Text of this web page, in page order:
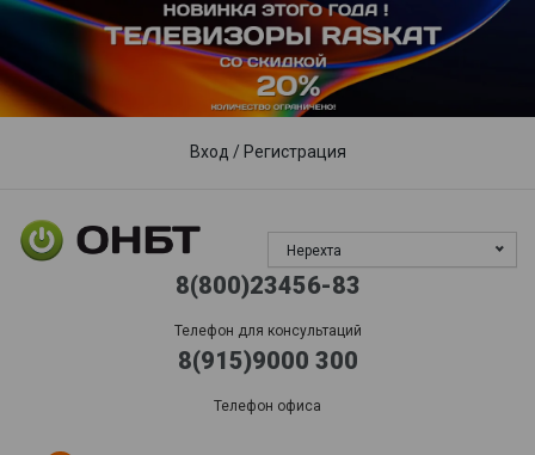
Пункты выдачи Доставка Гарантия, сервис
Обработка заказов:
пн-пт: 09:00 - 17:00,сб-вс: выходной
Вход / Регистрация
Нерехта
8(800)23456-83
Телефон для консультаций
8(915)9000 300
Телефон офиса